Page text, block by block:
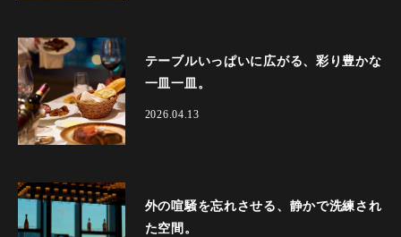
テーブルいっぱいに広がる、彩り豊かな
一皿一皿。
2026.04.13
外の喧騒を忘れさせる、静かで洗練され
た空間。